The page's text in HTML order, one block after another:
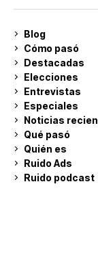
Blog
Cómo pasó
Destacadas
Elecciones
Entrevistas
Especiales
Noticias
Qué pasó
Quién es
Ruido Ads
Ruido podcast